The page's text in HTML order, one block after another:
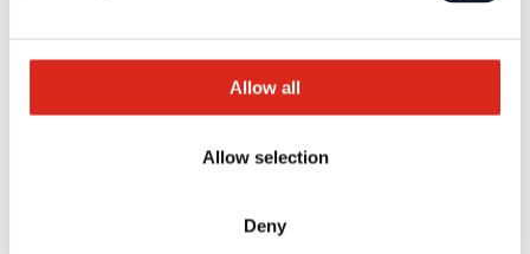
Allow all
Allow selection
Deny
Tools & Services
Projektentwicklung und Planungsunterstützung
Training/Seminare
Mediathek
Kundenzufriedenheit